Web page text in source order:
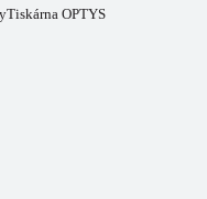
Tiskárna OPTYS